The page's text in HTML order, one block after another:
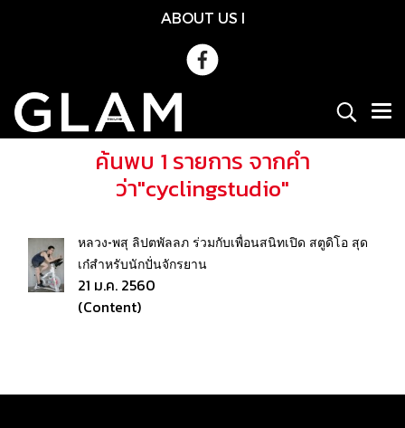
ABOUT US l
ค้นพบ 1 รายการ จากคำ
ว่า"cyclingstudio"
หลวง-พสุ ลิปตพัลลภ ร่วมกับเพื่อนสนิทเปิด สตูดิโอ สุด
เก๋สำหรับนักปั่นจักรยาน
21 ม.ค. 2560
(Content)